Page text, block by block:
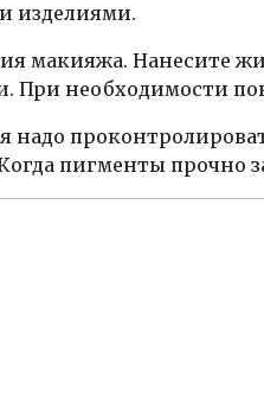
изделиями.
макияжа. Нанесите
При необходимости
надо
пигменты прочно